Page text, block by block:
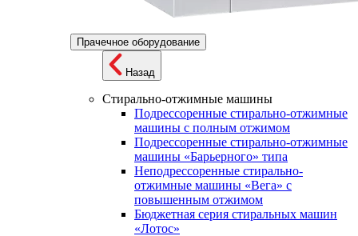
Прачечное оборудование
Назад
Стирально-отжимные машины
Подрессоренные стирально-отжимные
машины с полным отжимом
Подрессоренные стирально-отжимные
машины «Барьерного» типа
Неподрессоренные стирально-
отжимные машины «Вега» с
повышенным отжимом
Бюджетная серия стиральных машин
«Лотос»